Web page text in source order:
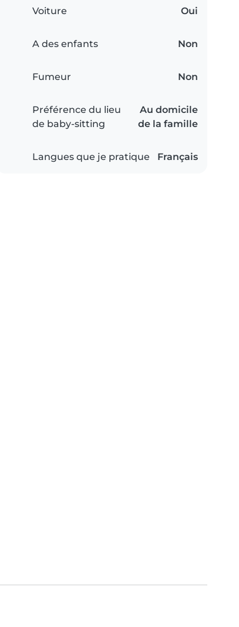
Voiture Oui
A des enfants Non
Fumeur Non
Préférence du lieu
de baby-sitting
Au domicile
de la famille
Langues que je pratique Français